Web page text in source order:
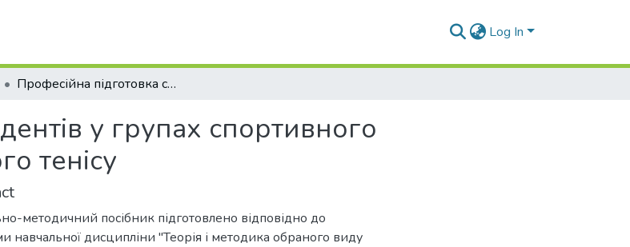
Log In
Професійна підготовка студентів у групах спортивного удосконалення з настільного тенісу
у групах спортивного
тенісу
методичний посібник підготовлено відповідно до
навчальної дисципліни "Теорія і методика обраного виду